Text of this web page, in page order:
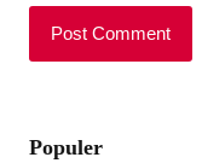
Populer